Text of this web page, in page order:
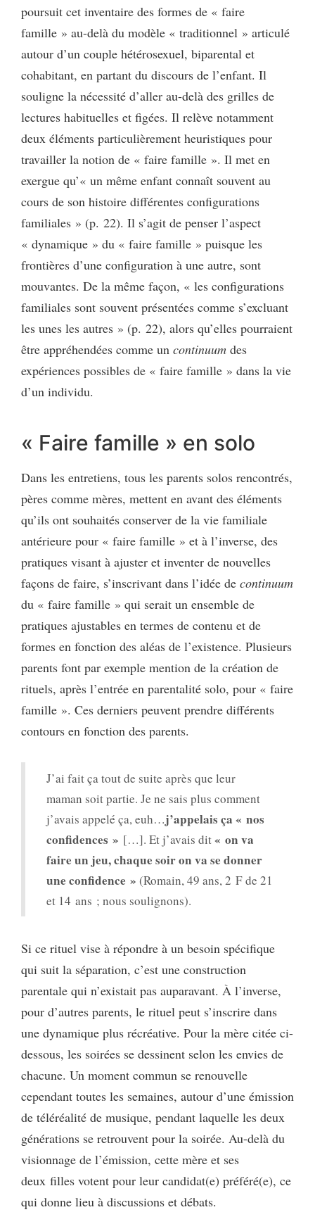
poursuit cet inventaire des formes de « faire
famille » au-delà du modèle « traditionnel » articulé
autour d’un couple hétérosexuel, biparental et
cohabitant, en partant du discours de l’enfant. Il
souligne la nécessité d’aller au-delà des grilles de
lectures habituelles et figées. Il relève notamment
deux éléments particulièrement heuristiques pour
travailler la notion de « faire famille ». Il met en
exergue qu’« un même enfant connaît souvent au
cours de son histoire différentes configurations
familiales » (p. 22). Il s’agit de penser l’aspect
« dynamique » du « faire famille » puisque les
frontières d’une configuration à une autre, sont
mouvantes. De la même façon, « les configurations
familiales sont souvent présentées comme s’excluant
les unes les autres » (p. 22), alors qu’elles pourraient
être appréhendées comme un continuum des
expériences possibles de « faire famille » dans la vie
d’un individu.
« Faire famille » en solo
Dans les entretiens, tous les parents solos rencontrés,
pères comme mères, mettent en avant des éléments
qu’ils ont souhaités conserver de la vie familiale
antérieure pour « faire famille » et à l’inverse, des
pratiques visant à ajuster et inventer de nouvelles
façons de faire, s’inscrivant dans l’idée de continuum
du « faire famille » qui serait un ensemble de
pratiques ajustables en termes de contenu et de
formes en fonction des aléas de l’existence. Plusieurs
parents font par exemple mention de la création de
rituels, après l’entrée en parentalité solo, pour « faire
famille ». Ces derniers peuvent prendre différents
contours en fonction des parents.
J’ai fait ça tout de suite après que leur
maman soit partie. Je ne sais plus comment
j’avais appelé ça, euh…j’appelais ça « nos
confidences » […]. Et j’avais dit« on va
faire un jeu, chaque soir on va se donner
une confidence » (Romain, 49 ans, 2 F de 21
et 14 ans ; nous soulignons).
Si ce rituel vise à répondre à un besoin spécifique
qui suit la séparation, c’est une construction
parentale qui n’existait pas auparavant. À l’inverse,
pour d’autres parents, le rituel peut s’inscrire dans
une dynamique plus récréative. Pour la mère citée ci-
dessous, les soirées se dessinent selon les envies de
chacune. Un moment commun se renouvelle
cependant toutes les semaines, autour d’une émission
de téléréalité de musique, pendant laquelle les deux
générations se retrouvent pour la soirée. Au-delà du
visionnage de l’émission, cette mère et ses
deux filles votent pour leur candidat(e) préféré(e), ce
qui donne lieu à discussions et débats.